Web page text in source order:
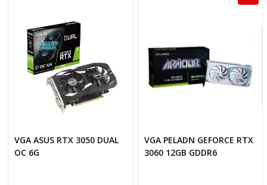
VGA ASUS RTX 3050 DUAL
OC 6G
VGA PELADN GEFORCE RTX
3060 12GB GDDR6